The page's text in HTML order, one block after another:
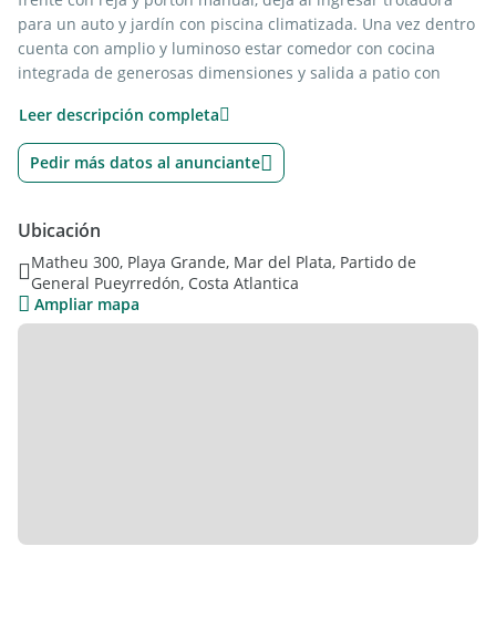
para un auto y jardín con piscina climatizada. Una vez dentro
cuenta con amplio y luminoso estar comedor con cocina
integrada de generosas dimensiones y salida a patio con
alta, posee hall distribuidor, tres cómodos dormitorios con
pisos de madera, baño completo y terraza. La propiedad
además cuenta con calefacción por radiadores.
Leer descripción completa
Pedir más datos al anunciante
Ubicación
Matheu 300, Playa Grande, Mar del Plata, Partido de
General Pueyrredón, Costa Atlantica
Ampliar mapa